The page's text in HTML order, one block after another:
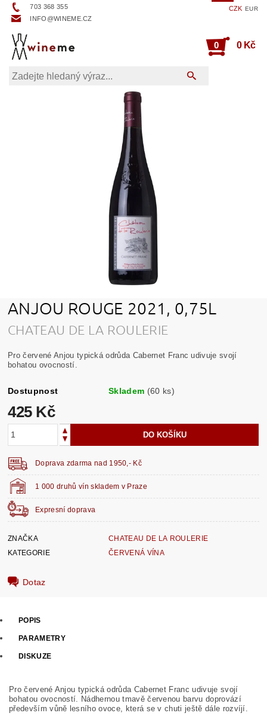
703 368 355
INFO@WINEME.CZ
CZK EUR
0 0 Kč
ANJOU ROUGE 2021, 0,75L
CHATEAU DE LA ROULERIE
Pro červené Anjou typická odrůda Cabernet Franc udivuje svojí
bohatou ovocností.
Dostupnost Skladem (60 ks)
425 Kč
1 000 druhů vín skladem v Praze
Expresní doprava
Doprava zdarma nad 1950,- Kč
ZNAČKA
CHATEAU DE LA ROULERIE
KATEGORIE
ČERVENÁ VÍNA
Dotaz
POPIS
PARAMETRY
DISKUZE
Pro červené Anjou typická odrůda Cabernet Franc udivuje svojí
bohatou ovocností. Nádhernou tmavě červenou barvu doprovází
především vůně lesního ovoce, která se v chuti ještě dále rozvíjí.